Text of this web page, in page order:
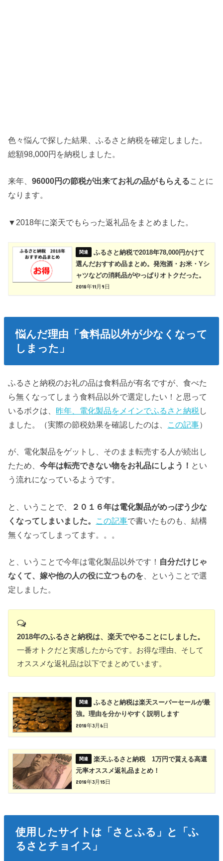
色々悩んで探した結果、ふるさと納税を確定しました。
総額98,000円を納税しました。
来年、96000円の節税が出来てお礼の品がもらえることに
なります。
▼2018年に楽天でもらった返礼品をまとめました。
ふるさと納税で2018年78,000円かけて
選んだおすすめ品まとめ。発泡酒・お米・Yシ
ャツなどの消耗品がやっぱりオトクだった。
2018年11月9日
悩んだ理由「食料品以外が少なくなって
しまった」
ふるさと納税のお礼の品は食料品が有名ですが、食べた
ら無くなってしまう食料品以外で選定したい！と思って
いるボクは、 昨年、電化製品をメインでふるさと納税し
ました。（実際の節税効果を確認したのは、 この記事）
が、電化製品をゲットし、そのまま転売する人が続出し
たため、今年は転売できない物をお礼品にしよう！ とい
う流れになっているようです。
と、いうことで、
２０１６年は電化製品がめっぽう少な
くなってしまいました。 この記事で書いたものも、結構
無くなってしまってます。。。
と、いうことで今年は電化製品以外です！ 自分だけじゃ
なくて、嫁や他の人の役に立つものを 、ということで選
定しました。
2018年のふるさと納税は、楽天でやることにしました。
一番オトクだと実感したからです。お得な理由、そして
オススメな返礼品は以下でまとめています。
ふるさと納税は楽天スーパーセールが最
強。理由を分かりやすく説明します
2018年3月6日
楽天ふるさと納税 1万円で貰える高還
元率オススメ返礼品まとめ！
2018年3月15日
使用したサイトは「さとふる」と「ふ
るさとチョイス」